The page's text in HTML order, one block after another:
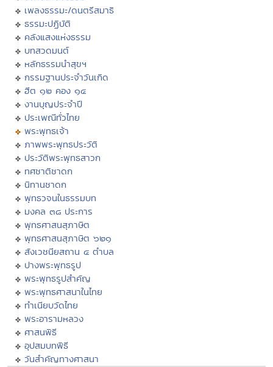
เพลงธรรมะ/ดนตรีสมาธิ
ธรรมะปฏิบัติ
คลังแสงแห่งธรรม
บทสวดมนต์
หลักธรรมนำสุขฯ
กรรมฐานประจำวันเกิด
ฮีต ๑๒ คอง ๑๔
งานบุญประจำปี
ประเพณีทั่วไทย
พระพุทธเจ้า
ภาพพระพุทธประวัติ
ประวัติพระพุทธสาวก
ทศชาติชาดก
นิทานชาดก
พุทธวจนในธรรมบท
มงคล ๓๘ ประการ
พุทธศาสนสุภาษิต
พุทธศาสนสุภาษิต ๖๒๑
สังเวชนียสถาน ๔ ตำบล
ปางพระพุทธรูป
พระพุทธรูปสำคัญ
พระพุทธศาสนาในไทย
ทำเนียบวัดไทย
พระอารามหลวง
ศาสนพิธี
อุปสมบทพิธี
วันสำคัญทางศาสนา